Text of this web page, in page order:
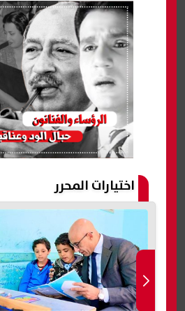
اختيارات المحرر